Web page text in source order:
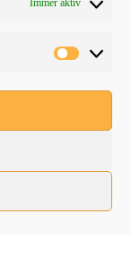
Immer aktiv